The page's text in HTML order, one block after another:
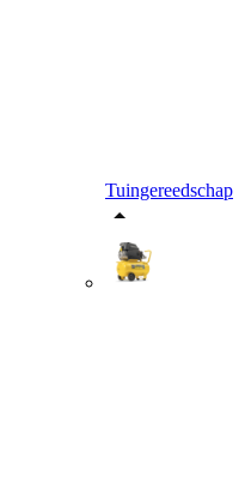
Tuingereedschap